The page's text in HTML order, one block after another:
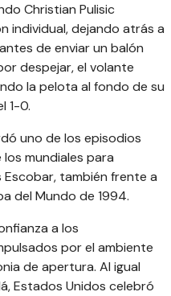
Christian Pulisic
individual, dejando atrás a
de enviar un balón
despejar, el volante
la pelota al fondo de su
1-0.
uno de los episodios
mundiales para
también frente a
del Mundo de 1994.
a los
por el ambiente
de apertura. Al igual
Estados Unidos celebró